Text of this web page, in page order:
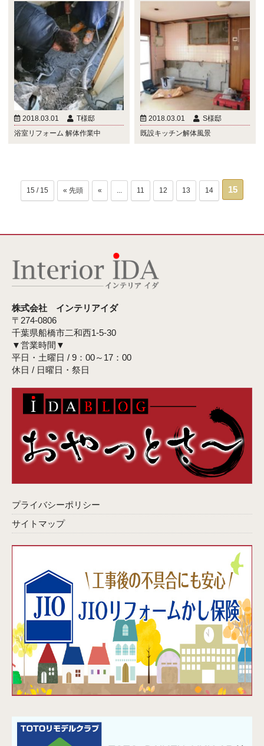
2018.03.01
T様邸
浴室リフォーム 解体作業中
2018.03.01
S様邸
既設キッチン解体風景
15 / 15 « 先頭 « ... 11 12 13 14 15
株式会社 インテリアイダ
〒274-0806
千葉県船橋市二和西1-5-30
▼営業時間▼
平日・土曜日 / 9：00～17：00
休日 / 日曜日・祭日
プライバシーポリシー
サイトマップ